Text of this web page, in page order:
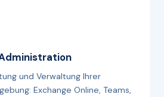
und Verwaltung Ihrer
Exchange Online, Teams,